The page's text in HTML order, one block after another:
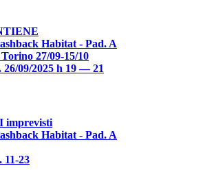
Habitat - Pad. A
27/09-15/10
09/2025 h 19 — 21
imprevisti
Habitat - Pad. A
11-23